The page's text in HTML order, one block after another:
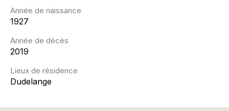
Année de naissance
1927
Année de décès
2019
Lieux de résidence
Dudelange